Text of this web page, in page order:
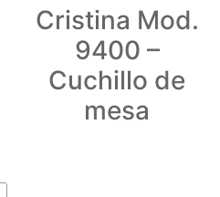
Cristina Mod.
9400 –
Cuchillo de
mesa